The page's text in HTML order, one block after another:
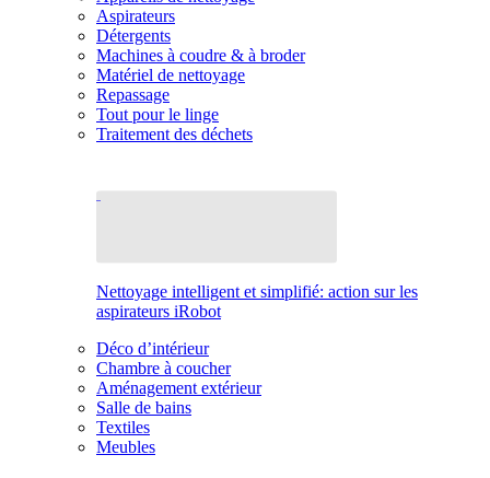
Aspirateurs
Détergents
Machines à coudre & à broder
Matériel de nettoyage
Repassage
Tout pour le linge
Traitement des déchets
Nettoyage intelligent et simplifié: action sur les
aspirateurs iRobot
Déco d’intérieur
Chambre à coucher
Aménagement extérieur
Salle de bains
Textiles
Meubles